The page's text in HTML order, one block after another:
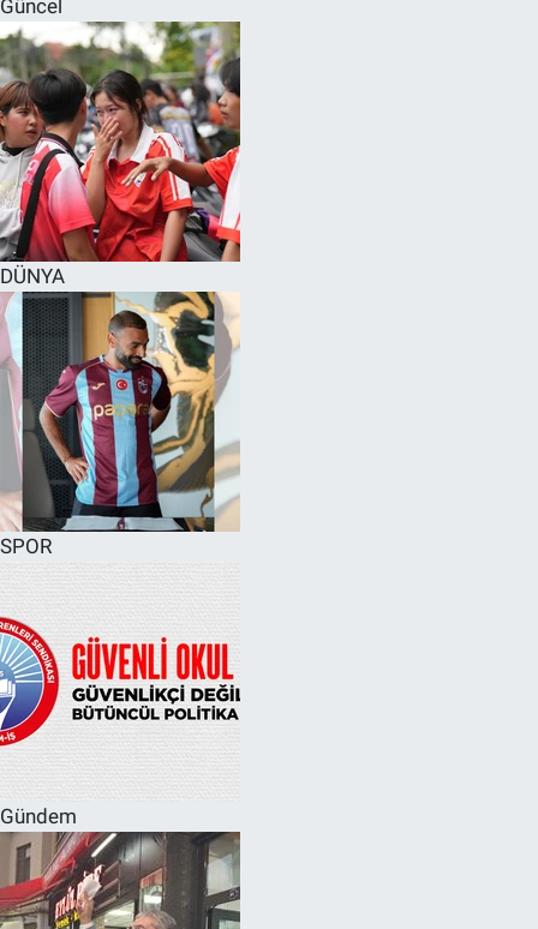
Güncel
DÜNYA
SPOR
Gündem
SPOR
RESMİ İLANLAR